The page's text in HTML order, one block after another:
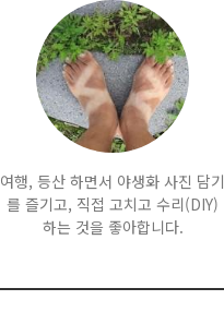
여행, 등산 하면서 야생화 사진 담기
를 즐기고, 직접 고치고 수리(DIY)
하는 것을 좋아합니다.